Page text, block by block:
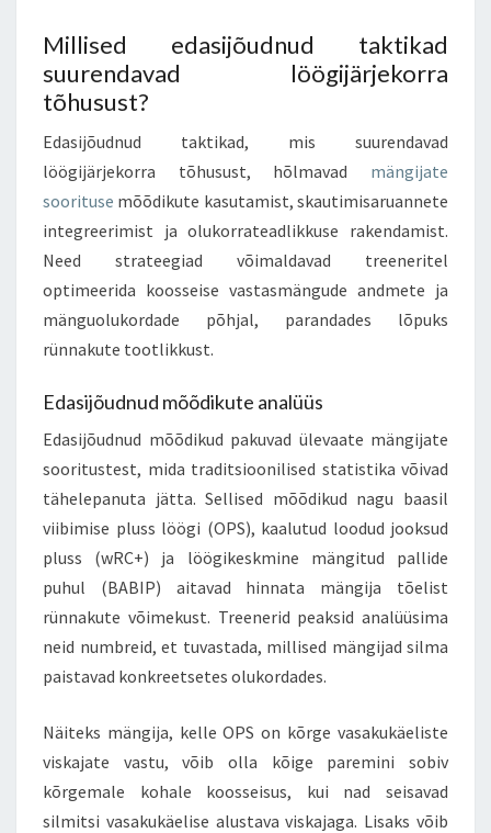
Millised edasijõudnud taktikad
suurendavad löögijärjekorra
tõhusust?
Edasijõudnud taktikad, mis suurendavad
löögijärjekorra tõhusust, hõlmavad mängijate
soorituse mõõdikute kasutamist, skautimisaruannete
integreerimist ja olukorrateadlikkuse rakendamist.
Need strateegiad võimaldavad treeneritel
optimeerida koosseise vastasmängude andmete ja
mänguolukordade põhjal, parandades lõpuks
rünnakute tootlikkust.
Edasijõudnud mõõdikute analüüs
Edasijõudnud mõõdikud pakuvad ülevaate mängijate
sooritustest, mida traditsioonilised statistika võivad
tähelepanuta jätta. Sellised mõõdikud nagu baasil
viibimise pluss löögi (OPS), kaalutud loodud jooksud
pluss (wRC+) ja löögikeskmine mängitud pallide
puhul (BABIP) aitavad hinnata mängija tõelist
rünnakute võimekust. Treenerid peaksid analüüsima
neid numbreid, et tuvastada, millised mängijad silma
paistavad konkreetsetes olukordades.
Näiteks mängija, kelle OPS on kõrge vasakukäeliste
viskajate vastu, võib olla kõige paremini sobiv
kõrgemale kohale koosseisus, kui nad seisavad
silmitsi vasakukäelise alustava viskajaga. Lisaks võib